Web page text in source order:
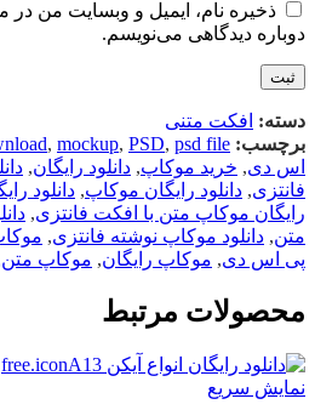
ذخیره نام، ایمیل و وبسایت من در
دوباره دیدگاهی می‌نویسم.
دسته: افکت متنی
برچسب:
, mockup, PSD, psd file
اس دی, خرید موکاپ, دانلود رایگان,
فانتزی, دانلود رایگان موکاپ, دانلود
رایگان موکاپ متن با افکت فانتزی,
متن, دانلود موکاپ نوشته فانتزی,
پی اس دی, موکاپ رایگان, موکاپ متن
محصولات مرتبط
نمایش سریع